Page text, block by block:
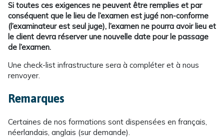
Si toutes ces exigences ne peuvent être remplies et par
conséquent que le lieu de l’examen est jugé non-conforme
(l’examinateur est seul juge), l’examen ne pourra avoir lieu et
le client devra réserver une nouvelle date pour le passage
de l’examen.
Une check-list infrastructure sera à compléter et à nous
renvoyer.
Remarques
Certaines de nos formations sont dispensées en français,
néerlandais, anglais (sur demande).